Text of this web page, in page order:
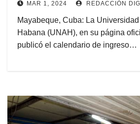
MAR 1, 2024 REDACCIÓN
Mayabeque, Cuba: La
Habana (UNAH), en su página
publicó el calendario de ingreso…